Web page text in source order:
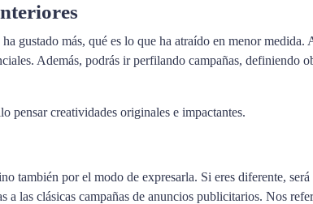
gustado más, qué es lo que ha atraído en menor medida.
Además, podrás ir perfilando campañas, definiendo
pensar creatividades originales e impactantes.
también por el modo de expresarla. Si eres diferente,
las clásicas campañas de anuncios publicitarios. Nos